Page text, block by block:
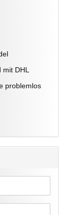
DHL
problemlos